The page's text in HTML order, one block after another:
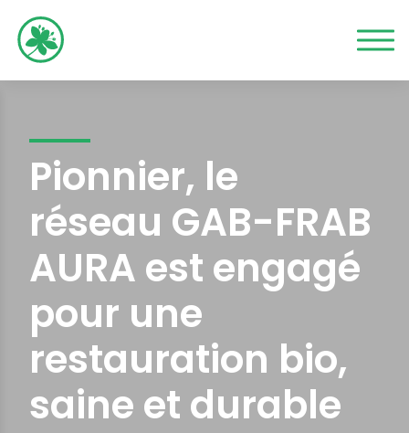
Pionnier, le
réseau GAB-FRAB
AURA est engagé
pour une
restauration bio,
saine et durable